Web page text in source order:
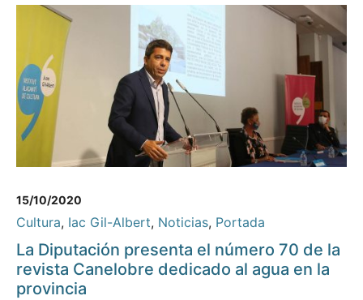
15/10/2020
Cultura, Iac Gil-Albert, Noticias, Portada
La Diputación presenta el número 70 de la
revista Canelobre dedicado al agua en la
provincia